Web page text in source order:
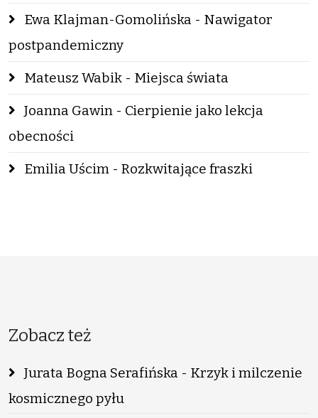
Ewa Klajman-Gomolińska - Nawigator
postpandemiczny
Mateusz Wabik - Miejsca świata
Joanna Gawin - Cierpienie jako lekcja
obecności
Emilia Uścim - Rozkwitające fraszki
Zobacz też
Jurata Bogna Serafińska - Krzyk i milczenie
kosmicznego pyłu